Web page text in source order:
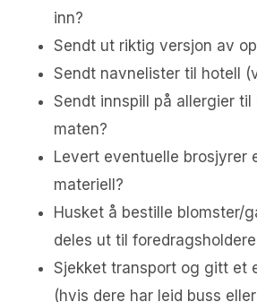
inn?
Sendt ut riktig versjon av
Sendt navnelister til hotell
Sendt innspill på allergier
maten?
Levert eventuelle brosjyrer
materiell?
Husket å bestille blomster/
deles ut til
Sjekket transport og gitt et
(hvis dere har leid buss